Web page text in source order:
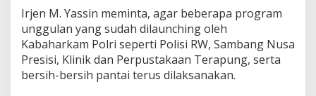
Irjen M. Yassin meminta, agar beberapa program
unggulan yang sudah dilaunching oleh
Kabaharkam Polri seperti Polisi RW, Sambang Nusa
Presisi, Klinik dan Perpustakaan Terapung, serta
bersih-bersih pantai terus dilaksanakan.